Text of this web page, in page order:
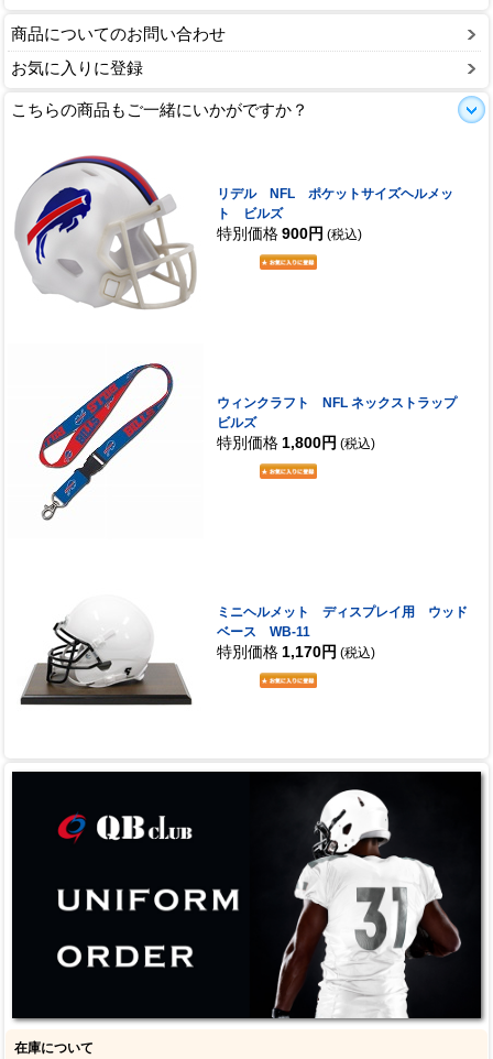
商品についてのお問い合わせ
お気に入りに登録
こちらの商品もご一緒にいかがですか？
リデル NFL ポケットサイズヘルメッ
ト ビルズ
特別価格 900円 (税込)
ウィンクラフト NFL ネックストラップ
ビルズ
特別価格 1,800円 (税込)
ミニヘルメット ディスプレイ用 ウッド
ベース WB-11
特別価格 1,170円 (税込)
在庫について